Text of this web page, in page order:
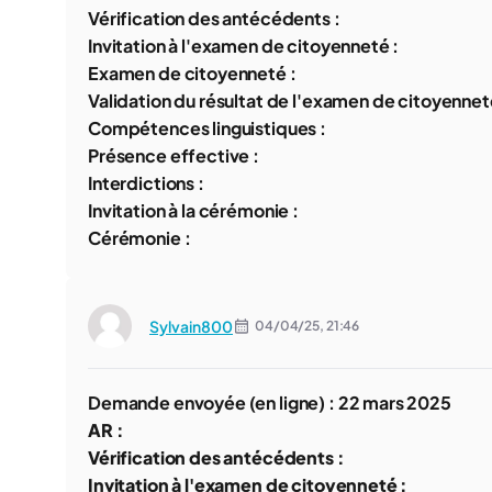
Vérification des antécédents :
Invitation à l'examen de citoyenneté :
Examen de citoyenneté :
Validation du résultat de l'examen de
Compétences linguistiques :
Présence effective :
Interdictions :
Invitation à la cérémonie :
Cérémonie :
Sylvain800 04/04/25, 21:46
Demande envoyée (en ligne) : 22mars 2025
AR :
Vérification des antécédents :
Invitation à l'examen de citoyenneté :